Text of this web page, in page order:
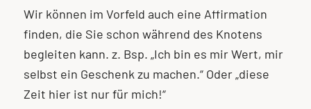
Wir können im Vorfeld auch eine Affirmation
finden, die Sie schon während des Knotens
begleiten kann. z. Bsp. „Ich bin es mir Wert, mir
selbst ein Geschenk zu machen.“ Oder „diese
Zeit hier ist nur für mich!“